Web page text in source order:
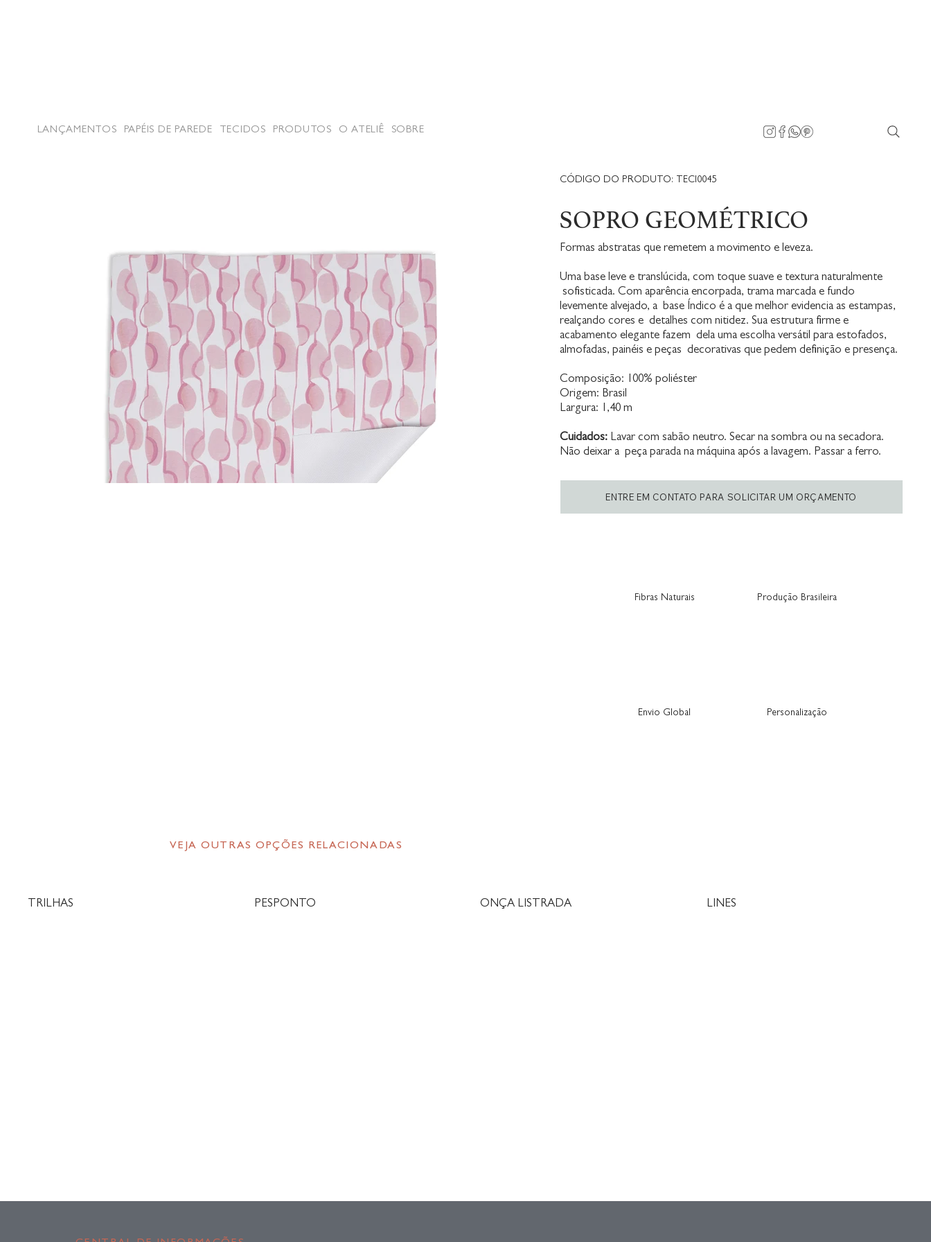
LANÇAMENTOS PAPÉIS DE PAREDE TECIDOS PRODUTOS O ATELIÊ SOBRE
CÓDIGO DO PRODUTO: TECI0045
SOPRO GEOMÉTRICO
Formas abstratas que remetem a movimento e leveza.
Uma base leve e translúcida, com toque suave e textura naturalmente
sofisticada. Com aparência encorpada, trama marcada e fundo
levemente alvejado, a base Índico é a que melhor evidencia as estampas,
realçando cores e detalhes com nitidez. Sua estrutura firme e
acabamento elegante fazem dela uma escolha versátil para estofados,
almofadas, painéis e peças decorativas que pedem definição e presença.
Composição: 100% poliéster
Origem: Brasil
Largura: 1,40 m
Cuidados: Lavar com sabão neutro. Secar na sombra ou na secadora.
Não deixar a peça parada na máquina após a lavagem. Passar a ferro.
ENTRE EM CONTATO PARA SOLICITAR UM ORÇAMENTO
Fibras Naturais Produção Brasileira
Envio Global Personalização
VEJA OUTRAS OPÇÕES RELACIONADAS
TRILHAS PESPONTO ONÇA LISTRADA LINES